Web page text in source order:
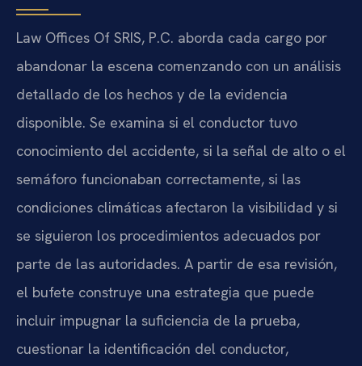
Law Offices Of SRIS, P.C. aborda cada cargo por
abandonar la escena comenzando con un análisis
detallado de los hechos y de la evidencia
disponible. Se examina si el conductor tuvo
conocimiento del accidente, si la señal de alto o el
semáforo funcionaban correctamente, si las
condiciones climáticas afectaron la visibilidad y si
se siguieron los procedimientos adecuados por
parte de las autoridades. A partir de esa revisión,
el bufete construye una estrategia que puede
incluir impugnar la suficiencia de la prueba,
cuestionar la identificación del conductor,